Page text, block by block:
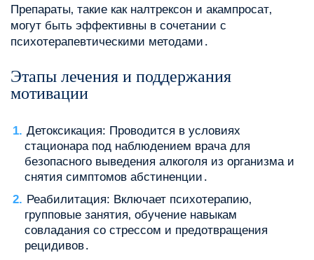
Препараты‚ такие как налтрексон и акампросат‚
могут быть эффективны в сочетании с
психотерапевтическими методами․
Этапы лечения и поддержания
мотивации
Детоксикация: Проводится в условиях
стационара под наблюдением врача для
безопасного выведения алкоголя из организма и
снятия симптомов абстиненции․
Реабилитация: Включает психотерапию‚
групповые занятия‚ обучение навыкам
совладания со стрессом и предотвращения
рецидивов․